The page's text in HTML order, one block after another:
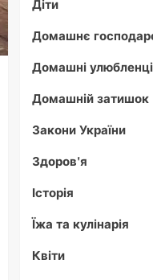
Діти
Домашнє
Домашні улюбленці
Домашній затишок
Закони України
Здоров'я
Історія
Їжа та кулінарія
Квіти